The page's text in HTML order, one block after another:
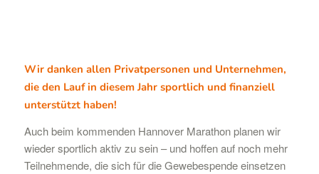
Wir danken allen Privatpersonen und Unternehmen,
die den Lauf in diesem Jahr sportlich und finanziell
unterstützt haben!
Auch beim kommenden Hannover Marathon planen wir
wieder sportlich aktiv zu sein – und hoffen auf noch mehr
Teilnehmende, die sich für die Gewebespende einsetzen